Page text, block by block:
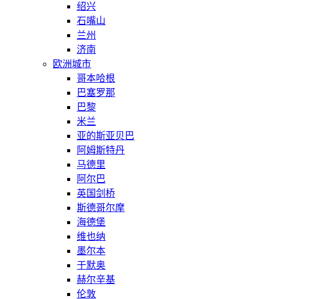
绍兴
石嘴山
兰州
济南
欧洲城市
哥本哈根
巴塞罗那
巴黎
米兰
亚的斯亚贝巴
阿姆斯特丹
马德里
阿尔巴
英国剑桥
斯德哥尔摩
海德堡
维也纳
墨尔本
于默奥
赫尔辛基
伦敦